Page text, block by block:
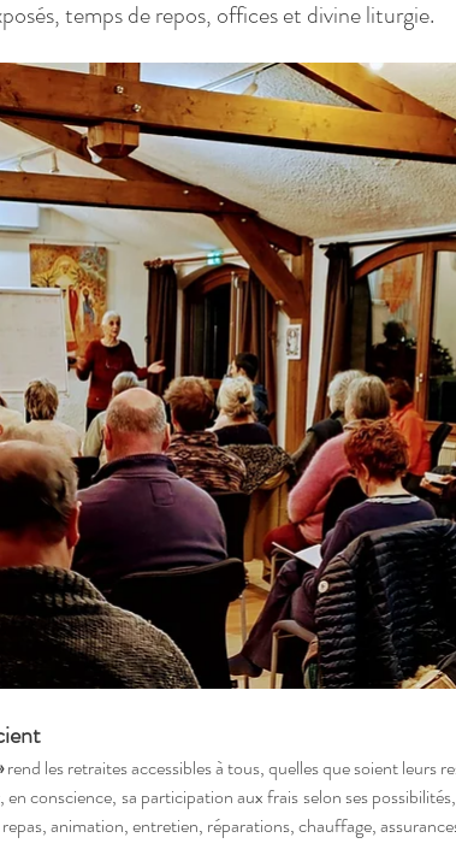
temps de repos, offices et divine liturgie.
rend les retraites accessibles à tous, quelles que soient leurs
conscience, sa participation aux frais selon ses
animation, entretien, réparations, chauffage,